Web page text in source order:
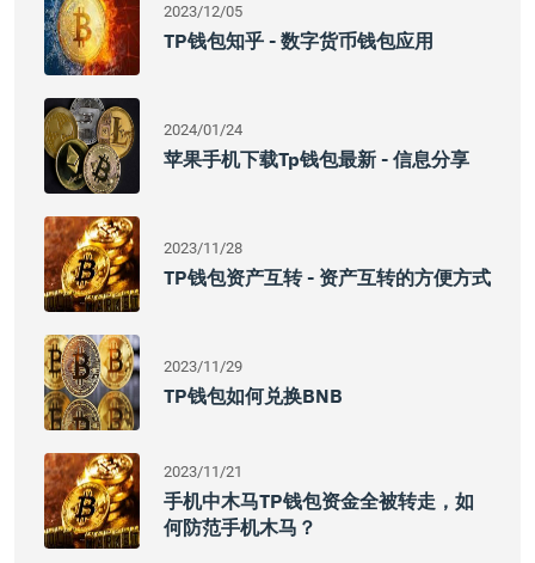
2023/12/05
TP钱包知乎 - 数字货币钱包应用
2024/01/24
苹果手机下载tp钱包最新 - 信息分享
2023/11/28
TP钱包资产互转 - 资产互转的方便方式
2023/11/29
TP钱包如何兑换BNB
2023/11/21
手机中木马TP钱包资金全被转走，如
何防范手机木马？